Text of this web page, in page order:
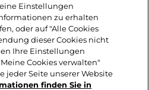
darauf geben. Mit
und mit Minze
garnieren.
Einstellungen
zu erhalten
oder auf "Alle Cookies
dieser Cookies nicht
Ihre Einstellungen
Cookies verwalten"
jeder Seite unserer Website
finden Sie in